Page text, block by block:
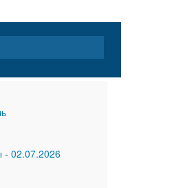
- 02.07.2026